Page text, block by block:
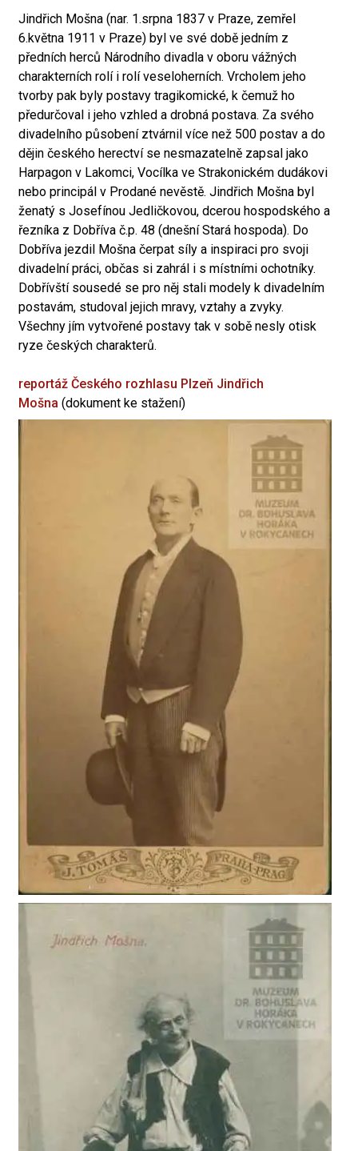
Jindřich Mošna (nar. 1.srpna 1837 v Praze, zemřel
6.května 1911 v Praze) byl ve své době jedním z
předních herců Národního divadla v oboru vážných
charakterních rolí i rolí veseloherních. Vrcholem jeho
tvorby pak byly postavy tragikomické, k čemuž ho
předurčoval i jeho vzhled a drobná postava. Za svého
divadelního působení ztvárnil více než 500 postav a do
dějin českého herectví se nesmazatelně zapsal jako
Harpagon v Lakomci, Vocílka ve Strakonickém dudákovi
nebo principál v Prodané nevěstě. Jindřich Mošna byl
ženatý s Josefínou Jedličkovou, dcerou hospodského a
řezníka z Dobříva č.p. 48 (dnešní Stará hospoda). Do
Dobříva jezdil Mošna čerpat síly a inspiraci pro svoji
divadelní práci, občas si zahrál i s místními ochotníky.
Dobřívští sousedé se pro něj stali modely k divadelním
postavám, studoval jejich mravy, vztahy a zvyky.
Všechny jím vytvořené postavy tak v sobě nesly otisk
ryze českých charakterů.
reportáž Českého rozhlasu Plzeň Jindřich
Mošna (dokument ke stažení)